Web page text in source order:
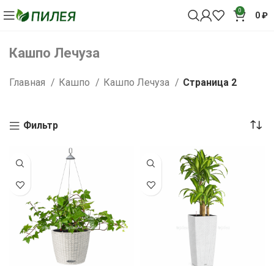
0 0₽
Кашпо Лечуза
Главная Кашпо Кашпо Лечуза Страница 2
Фильтр